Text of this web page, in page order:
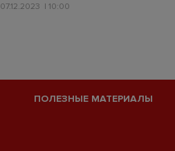
07.12.2023 10:00
ПОЛЕЗНЫЕ МАТЕРИАЛЫ